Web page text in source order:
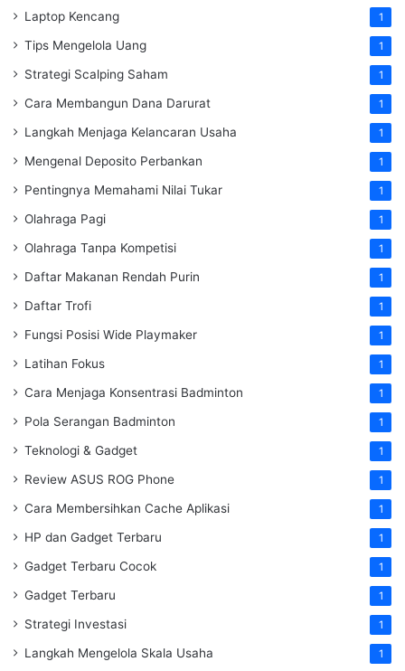
Laptop Kencang 1
Tips Mengelola Uang 1
Strategi Scalping Saham 1
Cara Membangun Dana Darurat 1
Langkah Menjaga Kelancaran Usaha 1
Mengenal Deposito Perbankan 1
Pentingnya Memahami Nilai Tukar 1
Olahraga Pagi 1
Olahraga Tanpa Kompetisi 1
Daftar Makanan Rendah Purin 1
Daftar Trofi 1
Fungsi Posisi Wide Playmaker 1
Latihan Fokus 1
Cara Menjaga Konsentrasi Badminton 1
Pola Serangan Badminton 1
Teknologi & Gadget 1
Review ASUS ROG Phone 1
Cara Membersihkan Cache Aplikasi 1
HP dan Gadget Terbaru 1
Gadget Terbaru Cocok 1
Gadget Terbaru 1
Strategi Investasi 1
Langkah Mengelola Skala Usaha 1